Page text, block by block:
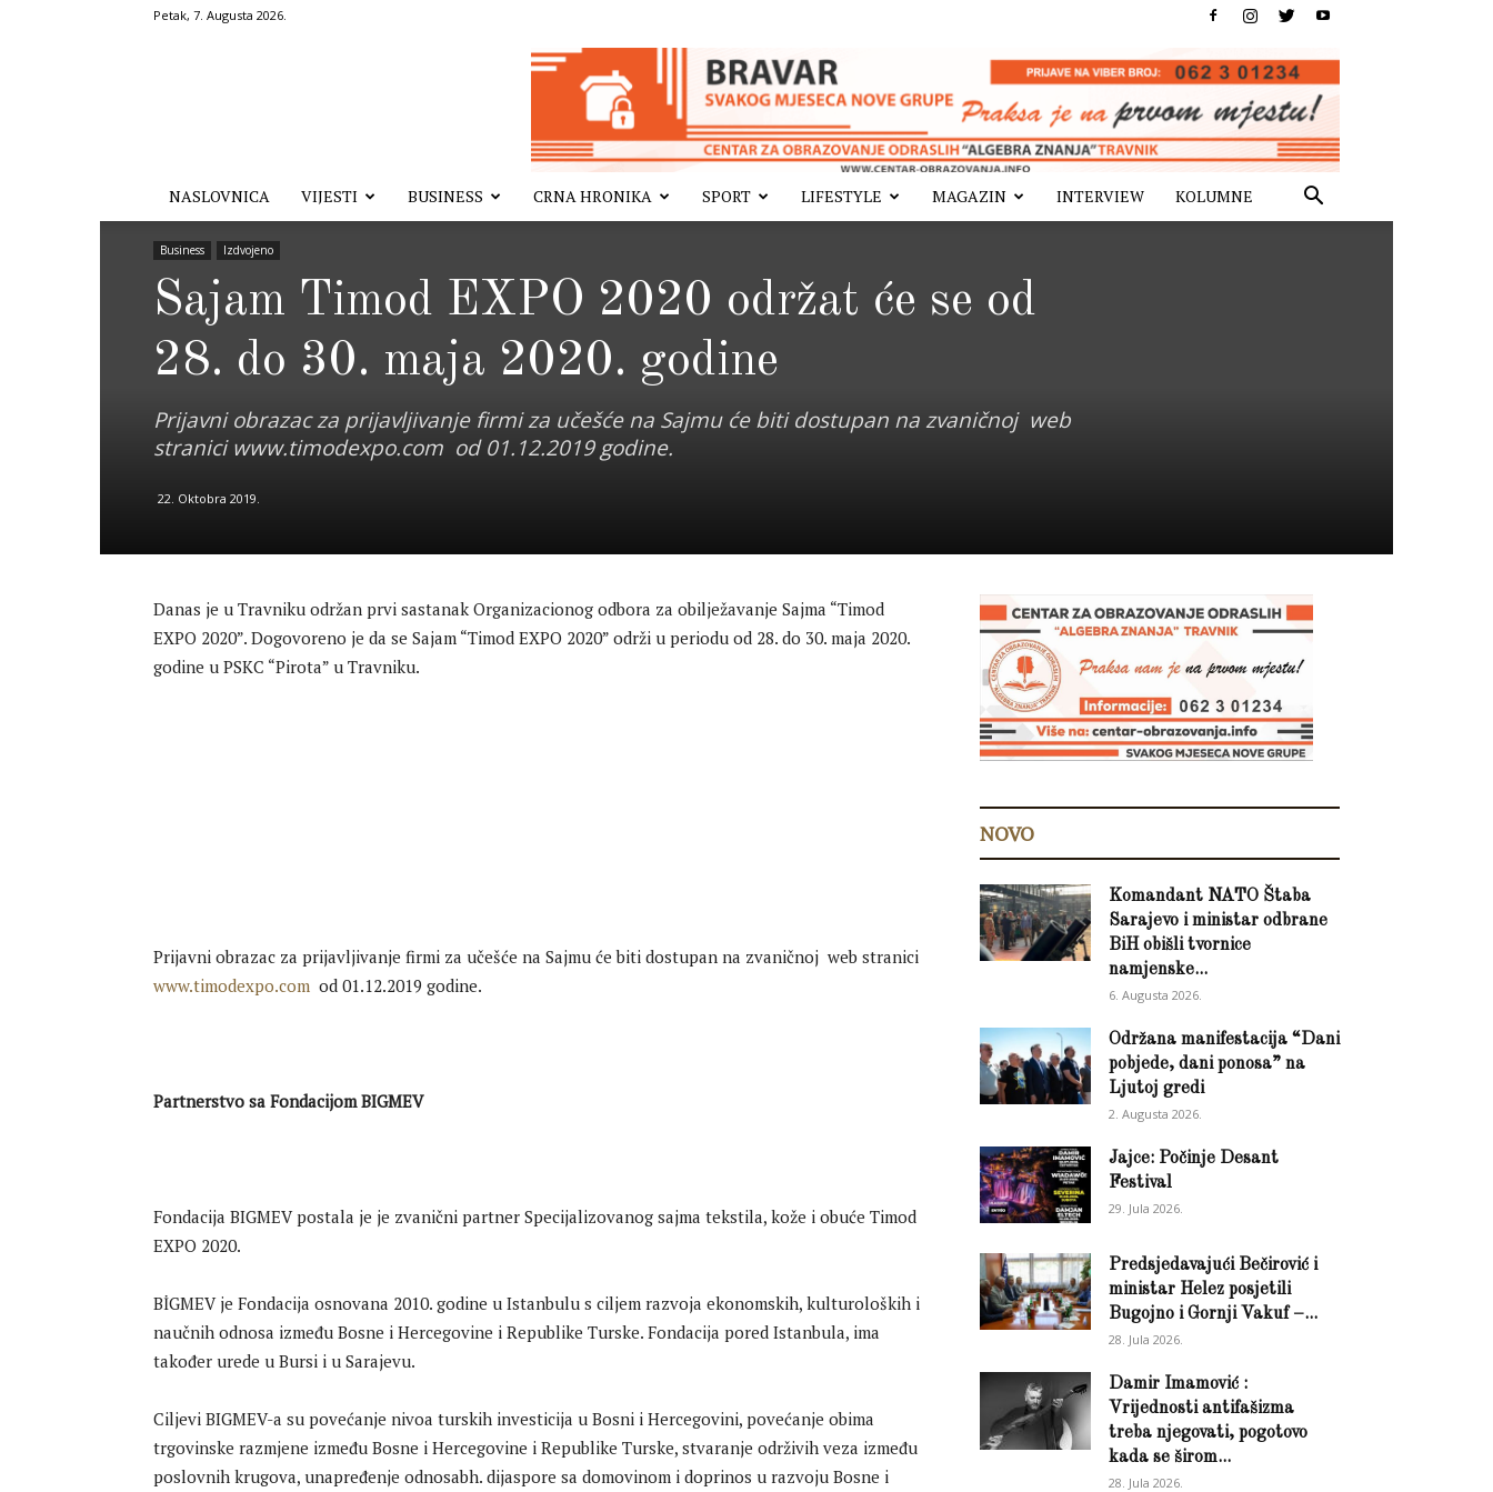
Petak, 7. Augusta 2026.
NASLOVNICA VIJESTI BUSINESS CRNA HRONIKA SPORT LIFESTYLE MAGAZIN INTERVIEW KOLUMNE
Business Izdvojeno
Sajam Timod EXPO 2020 održat će se od
28. do 30. maja 2020. godine
Prijavni obrazac za prijavljivanje firmi za učešće na Sajmu će biti dostupan na zvaničnoj web
stranici www.timodexpo.com od 01.12.2019 godine.
22. Oktobra 2019.
Danas je u Travniku održan prvi sastanak Organizacionog odbora za obilježavanje Sajma “Timod
EXPO 2020”. Dogovoreno je da se Sajam “Timod EXPO 2020” održi u periodu od 28. do 30. maja 2020.
godine u PSKC “Pirota” u Travniku.
Prijavni obrazac za prijavljivanje firmi za učešće na Sajmu će biti dostupan na zvaničnoj web stranici
www.timodexpo.com od 01.12.2019 godine.
Partnerstvo sa Fondacijom BIGMEV
Fondacija BIGMEV postala je je zvanični partner Specijalizovanog sajma tekstila, kože i obuće Timod
EXPO 2020.
BİGMEV je Fondacija osnovana 2010. godine u Istanbulu s ciljem razvoja ekonomskih, kulturoloških i
naučnih odnosa između Bosne i Hercegovine i Republike Turske. Fondacija pored Istanbula, ima
također urede u Bursi i u Sarajevu.
Ciljevi BIGMEV-a su povećanje nivoa turskih investicija u Bosni i Hercegovini, povećanje obima
trgovinske razmjene između Bosne i Hercegovine i Republike Turske, stvaranje održivih veza između
poslovnih krugova, unapređenje odnosabh. dijaspore sa domovinom i doprinos u razvoju Bosne i
NOVO
Komandant NATO Štaba
Sarajevo i ministar odbrane
BiH obišli tvornice
namjenske...
6. Augusta 2026.
Održana manifestacija “Dani
pobjede, dani ponosa” na
Ljutoj gredi
2. Augusta 2026.
Jajce: Počinje Desant
Festival
29. Jula 2026.
Predsjedavajući Bečirović i
ministar Helez posjetili
Bugojno i Gornji Vakuf –...
28. Jula 2026.
Damir Imamović :
Vrijednosti antifašizma
treba njegovati, pogotovo
kada se širom...
28. Jula 2026.